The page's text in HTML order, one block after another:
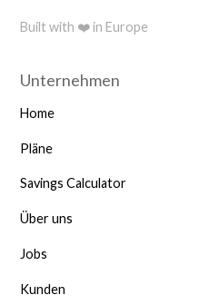
Built with ❤️ in Europe
Unternehmen
Home
Pläne
Savings Calculator
Über uns
Jobs
Kunden